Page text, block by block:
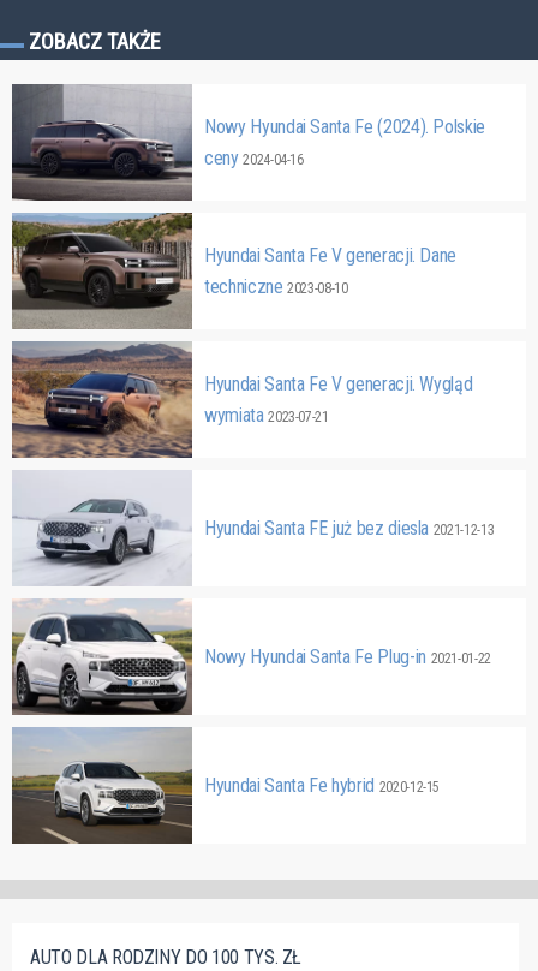
ZOBACZ TAKŻE
Nowy Hyundai Santa Fe (2024). Polskie
ceny2024-04-16
Hyundai Santa Fe V generacji. Dane
techniczne2023-08-10
Hyundai Santa Fe V generacji. Wygląd
wymiata2023-07-21
Hyundai Santa FE już bez diesla 2021-12-13
Nowy Hyundai Santa Fe Plug-in 2021-01-22
Hyundai Santa Fe hybrid 2020-12-15
AUTO DLA RODZINY DO 100 TYS. ZŁ